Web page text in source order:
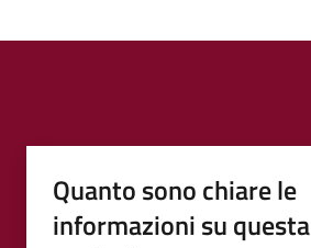
Quanto sono chiare le
informazioni su questa